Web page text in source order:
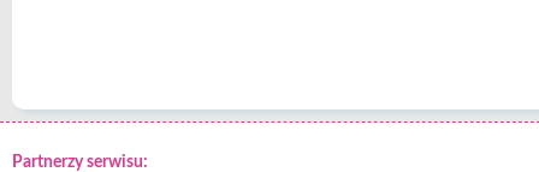
Partnerzy serwisu: